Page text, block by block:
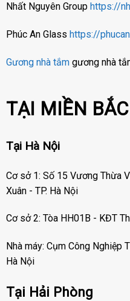
Nhất Nguyên Group https://
Phúc An Glass https://
Gương nhà tắmgương nhà
TẠI MIỀN BẮC
Tại Hà Nội
Cơ sở 1: Số 15 Vương Thừa
Xuân - TP. Hà Nội
Cơ sở 2: Tòa HH01B - KĐT
Nhà máy: Cụm Công Nghiệp
Hà Nội
Tại Hải Phòng